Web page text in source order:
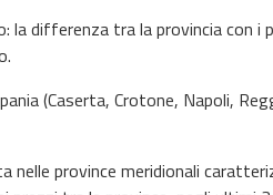
differenza tra la provincia con i
(Caserta, Crotone, Napoli,
nelle province meridionali